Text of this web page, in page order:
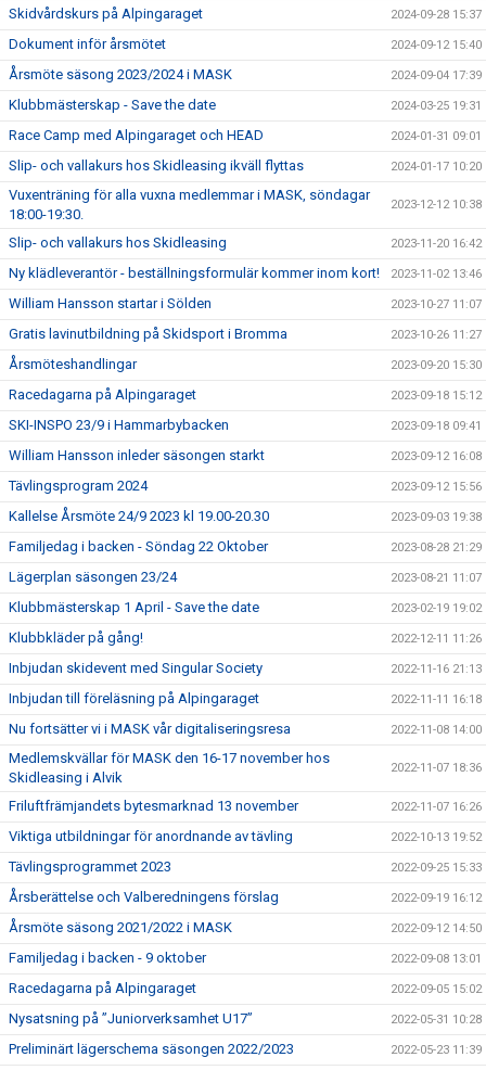
Skidvårdskurs på Alpingaraget 2024-09-28 15:37
Dokument inför årsmötet 2024-09-12 15:40
Årsmöte säsong 2023/2024 i MASK 2024-09-04 17:39
Klubbmästerskap - Save the date 2024-03-25 19:31
Race Camp med Alpingaraget och HEAD 2024-01-31 09:01
Slip- och vallakurs hos Skidleasing ikväll flyttas 2024-01-17 10:20
Vuxenträning för alla vuxna medlemmar i MASK, söndagar
18:00-19:30.
2023-12-12 10:38
Slip- och vallakurs hos Skidleasing 2023-11-20 16:42
Ny klädleverantör - beställningsformulär kommer inom kort! 2023-11-02 13:46
William Hansson startar i Sölden 2023-10-27 11:07
Gratis lavinutbildning på Skidsport i Bromma 2023-10-26 11:27
Årsmöteshandlingar 2023-09-20 15:30
Racedagarna på Alpingaraget 2023-09-18 15:12
SKI-INSPO 23/9 i Hammarbybacken 2023-09-18 09:41
William Hansson inleder säsongen starkt 2023-09-12 16:08
Tävlingsprogram 2024 2023-09-12 15:56
Kallelse Årsmöte 24/9 2023 kl 19.00-20.30 2023-09-03 19:38
Familjedag i backen - Söndag 22 Oktober 2023-08-28 21:29
Lägerplan säsongen 23/24 2023-08-21 11:07
Klubbmästerskap 1 April - Save the date 2023-02-19 19:02
Klubbkläder på gång! 2022-12-11 11:26
Inbjudan skidevent med Singular Society 2022-11-16 21:13
Inbjudan till föreläsning på Alpingaraget 2022-11-11 16:18
Nu fortsätter vi i MASK vår digitaliseringsresa 2022-11-08 14:00
Medlemskvällar för MASK den 16-17 november hos
Skidleasing i Alvik
2022-11-07 18:36
Friluftfrämjandets bytesmarknad 13 november 2022-11-07 16:26
Viktiga utbildningar för anordnande av tävling 2022-10-13 19:52
Tävlingsprogrammet 2023 2022-09-25 15:33
Årsberättelse och Valberedningens förslag 2022-09-19 16:12
Årsmöte säsong 2021/2022 i MASK 2022-09-12 14:50
Familjedag i backen - 9 oktober 2022-09-08 13:01
Racedagarna på Alpingaraget 2022-09-05 15:02
Nysatsning på ”Juniorverksamhet U17” 2022-05-31 10:28
Preliminärt lägerschema säsongen 2022/2023 2022-05-23 11:39